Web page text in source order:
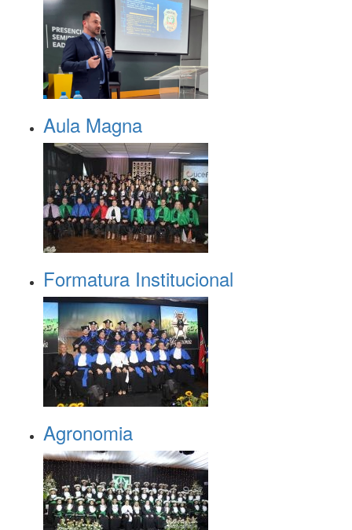
Aula Magna
Formatura Institucional
Agronomia